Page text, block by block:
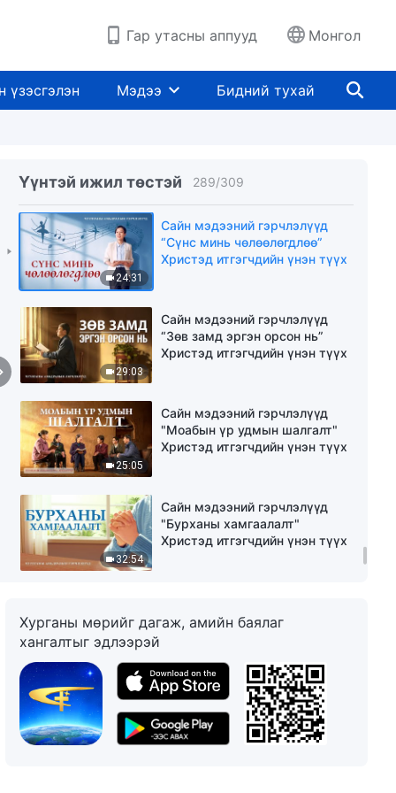
Гар утасны аппууд Монгол
үзэсгэлэн Мэдээ Бидний тухай
Үүнтэй ижил төстэй 289/309
26:17
Сайн мэдээний гэрчлэлүүд
Христэд итгэгчдийн үнэн түүх
24:51
үнэн түүх
24:31
Сайн мэдээний гэрчлэлүүд
“Сүнс минь чөлөөлөгдлөө”
Христэд итгэгчдийн үнэн түүх
29:03
Сайн мэдээний гэрчлэлүүд
“Зөв замд эргэн орсон нь”
Христэд итгэгчдийн үнэн түүх
25:05
Сайн мэдээний гэрчлэлүүд
"Моабын үр удмын шалгалт"
Христэд итгэгчдийн үнэн түүх
32:54
Сайн мэдээний гэрчлэлүүд
"Бурханы хамгаалалт"
Христэд итгэгчдийн үнэн түүх
22:12
"Үүргээ хэрхэн авч үзэх вэ"
Христэд итгэгчдийн үнэн түүх
23:01
Сайн мэдээний гэрчлэлүүд
"Од болох мөрөөдөл минь
баяртай" Христэд итгэгчдийн
үнэн түүх
Хурганы мөрийг дагаж, амийн баялаг
хангалтыг эдлээрэй